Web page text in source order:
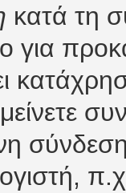
κατά τη
για